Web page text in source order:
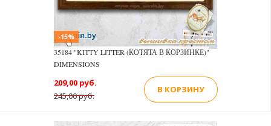
-15%
35184 "KITTY LITTER (КОТЯТА В КОРЗИНКЕ)"
DIMENSIONS
245,00 руб.
209,00 руб.
В КОРЗИНУ